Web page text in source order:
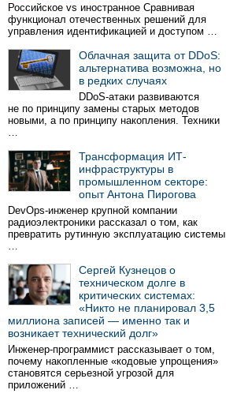
Российское vs иностранное Сравнивая
функционал отечественных решений для
управления идентификацией и доступом …
Облачная защита от DDoS:
альтернатива возможна, но
в редких случаях
DDoS-атаки развиваются
не по принципу замены старых методов
новыми, а по принципу накопления. Техники
…
Трансформация ИТ-
инфраструктуры в
промышленном секторе:
опыт Антона Пирогова
DevOps-инженер крупной компании
радиоэлектроники рассказал о том, как
превратить рутинную эксплуатацию системы
…
Сергей Кузнецов о
техническом долге в
критических системах:
«Никто не планировал 3,5
миллиона записей — именно так и
возникает технический долг»
Инженер-программист рассказывает о том,
почему накопленные «кодовые упрощения»
становятся серьезной угрозой для
приложений …